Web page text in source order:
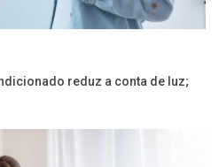
reduz a conta de luz;